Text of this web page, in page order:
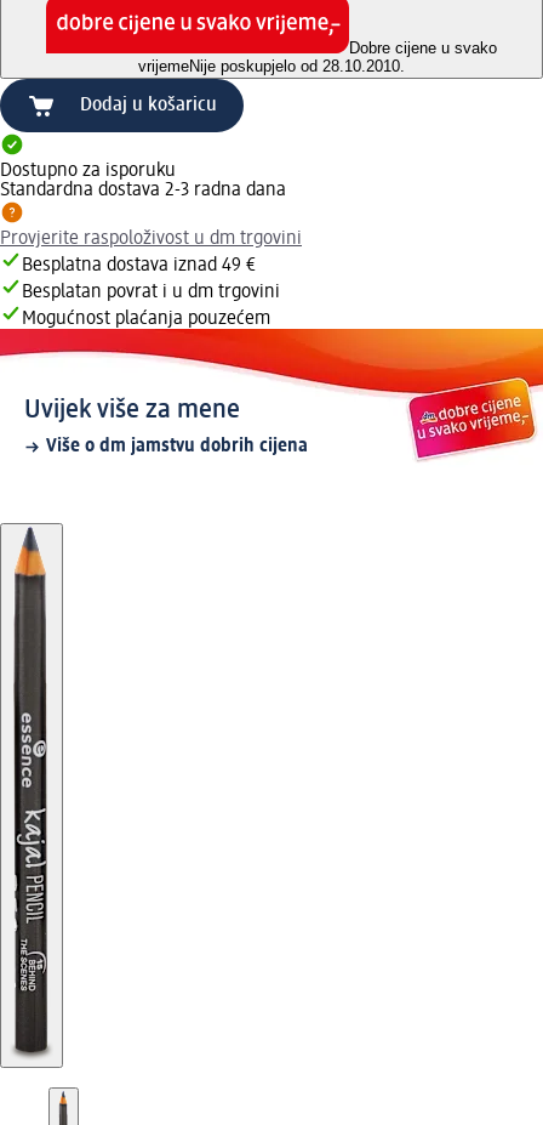
Dobre cijene u svako
vrijemeNije poskupjelo od 28.10.2010.
Dodaj u košaricu
Dostupno za isporuku
Standardna dostava 2-3 radna dana
Provjerite raspoloživost u dm trgovini
Besplatna dostava iznad 49 €
Besplatan povrat i u dm trgovini
Mogućnost plaćanja pouzećem
Uvijek više za mene
Više o dm jamstvu dobrih cijena